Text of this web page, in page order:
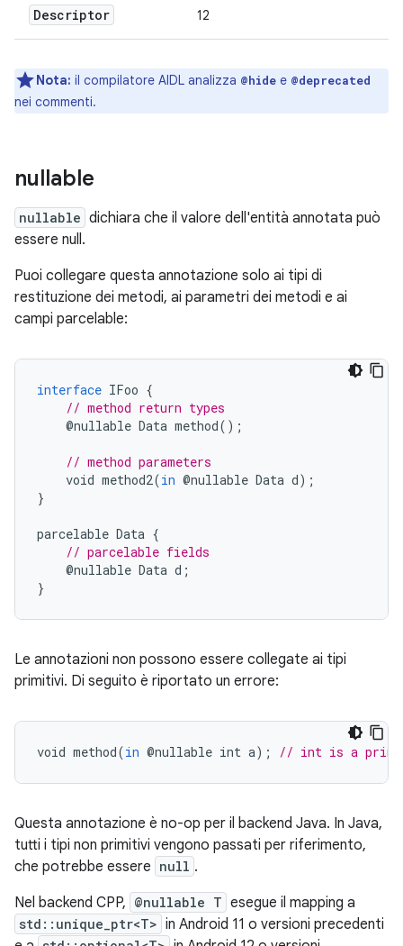
Descriptor 12
Nota: il compilatore AIDL analizza @hide e @deprecated
nei commenti.
nullable
nullable dichiara che il valore dell'entità annotata può
essere null.
Puoi collegare questa annotazione solo ai tipi di
restituzione dei metodi, ai parametri dei metodi e ai
campi parcelable:
interface IFoo {
// method return types
@nullable Data method();
// method parameters
void method2(in @nullable Data d);
}
parcelable Data {
// parcelable fields
@nullable Data d ;
}
Le annotazioni non possono essere collegate ai tipi
primitivi. Di seguito è riportato un errore:
void method(in @nullable int a); // int is a
Questa annotazione è no-op per il backend Java. In Java,
tutti i tipi non primitivi vengono passati per riferimento,
che potrebbe essere null .
Nel backend CPP, @nullable T esegue il mapping a
std::unique_ptr<T> in Android 11 o versioni precedenti